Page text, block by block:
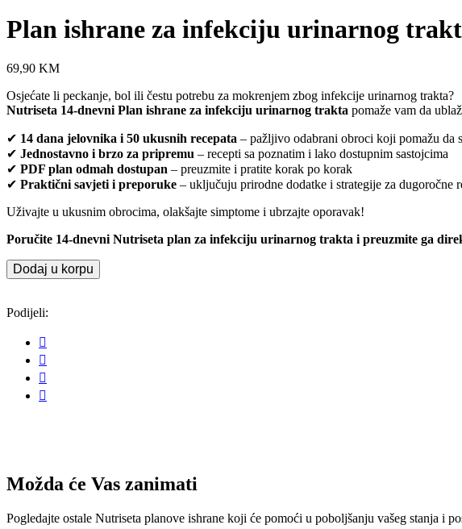
Plan ishrane za infekciju urinarnog
69,90 KM
Osjećate li peckanje, bol ili čestu potrebu za mokrenjem zbog infekcije urinarnog trakta?
Nutriseta 14-dnevni Plan ishrane za infekciju urinarnog trakta pomaže vam da
✔ 14 dana jelovnika i 50 ukusnih recepata – pažljivo odabrani obroci koji pomažu da
✔ Jednostavno i brzo za pripremu – recepti sa poznatim i lako dostupnim sastojcima
✔ PDF plan odmah dostupan – preuzmite i pratite korak po korak
✔ Praktični savjeti i preporuke – uključuju prirodne dodatke i strategije za dugoročne
Uživajte u ukusnim obrocima, olakšajte simptome i ubrzajte oporavak!
Poručite 14-dnevni Nutriseta plan za infekciju urinarnog trakta i preuzmite ga
Dodaj u korpu
Podijeli:
Možda će Vas zanimati
Pogledajte ostale Nutriseta planove ishrane koji će pomoći u poboljšanju vašeg stanja i